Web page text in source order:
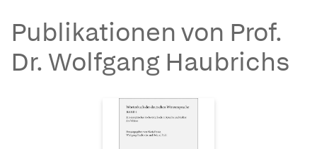
Publikationen von Prof.
Dr. Wolfgang Haubrichs